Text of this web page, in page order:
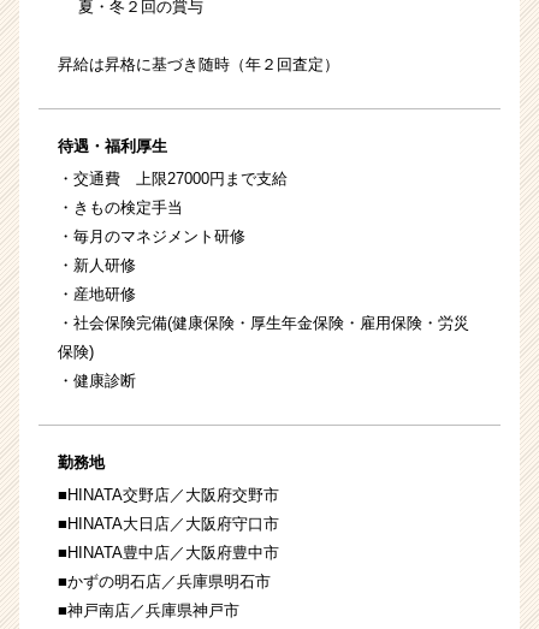
夏・冬２回の賞与
昇給は昇格に基づき随時（年２回査定）
待遇・福利厚生
・交通費 上限27000円まで支給
・きもの検定手当
・毎月のマネジメント研修
・ 新人研修
・ 産地研修
・社会保険完備(健康保険・厚生年金保険・雇用保険・労災
保険)
・健康診断
勤務地
■HINATA交野店／大阪府交野市
■HINATA大日店／大阪府守口市
■HINATA豊中店／大阪府豊中市
■かずの明石店／兵庫県明石市
■神戸南店／兵庫県神戸市